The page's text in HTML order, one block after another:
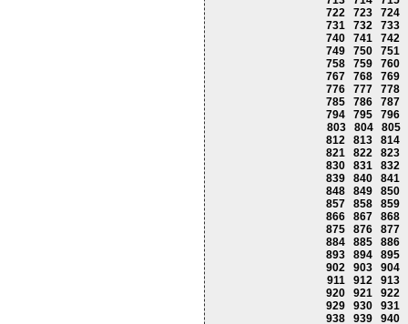
722
723
724
731
732
733
740
741
742
749
750
751
758
759
760
767
768
769
776
777
778
785
786
787
794
795
796
803
804
805
812
813
814
821
822
823
830
831
832
839
840
841
848
849
850
857
858
859
866
867
868
875
876
877
884
885
886
893
894
895
902
903
904
911
912 913
920
921
922
929
930
931
938
939
940